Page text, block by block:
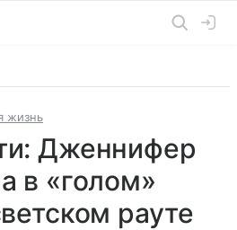
жизнь
Дженнифер
в «голом»
рауте